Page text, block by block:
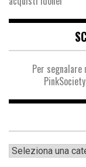
Per segnalare
Categorie